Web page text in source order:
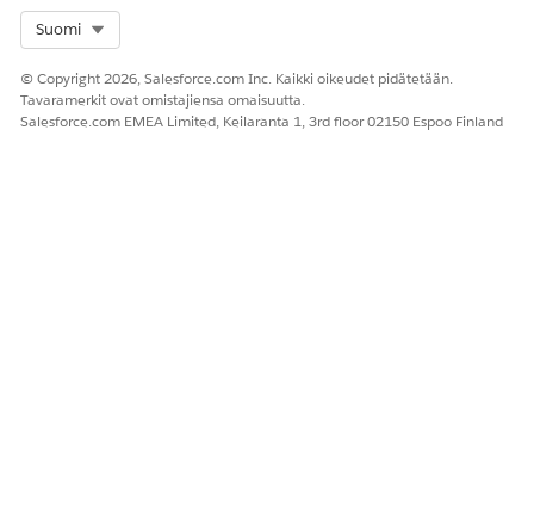
määrittämällä tunnukset henkilöllisyyden ja käyttöoikeuksien
hallintajärjestelmälle.
RATKAISIKO TÄMÄ ARTIKKELI ONGELMASI?
Suomi
© Copyright 2026, Salesforce.com Inc. Kaikki oikeudet pidätetään.
Tavaramerkit ovat omistajiensa omaisuutta.
Salesforce.com EMEA Limited, Keilaranta 1, 3rd floor 02150 Espoo Finland